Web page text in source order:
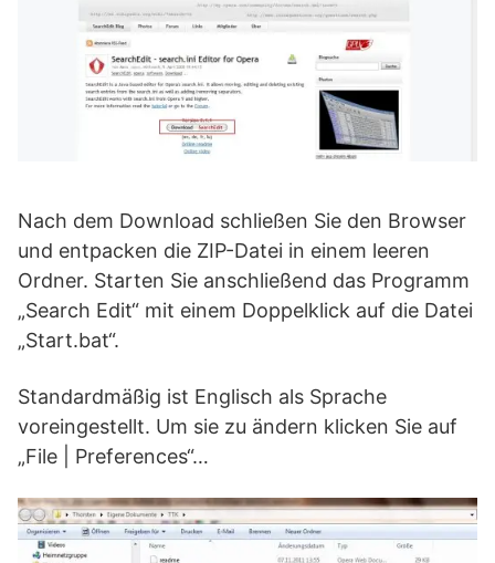
Nach dem Download schließen Sie den Browser
und entpacken die ZIP-Datei in einem leeren
Ordner. Starten Sie anschließend das Programm
„Search Edit“ mit einem Doppelklick auf die Datei
„Start.bat“.
Standardmäßig ist Englisch als Sprache
voreingestellt. Um sie zu ändern klicken Sie auf
„File | Preferences“…